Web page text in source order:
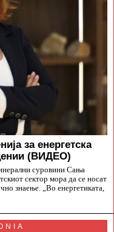
за енергетска
(ВИДЕО)
суровини Сања
сектор мора да се носат
знаење. „Во енергетиката,